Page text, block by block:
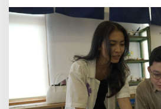
e
n
u
u
a
n
I